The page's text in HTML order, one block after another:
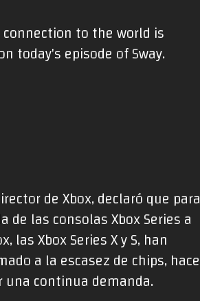
to the world is
today's episode of Sway.
de Xbox, declaró que para
las consolas Xbox Series a
Xbox Series X y S, han
a la escasez de chips, hace
una continua demanda.